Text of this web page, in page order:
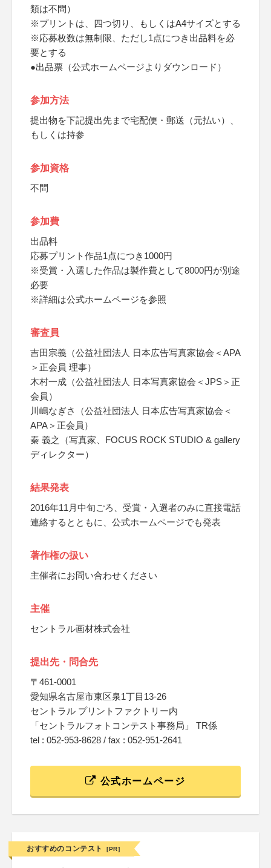
類は不問）
※プリントは、四つ切り、もしくはA4サイズとする
※応募枚数は無制限、ただし1点につき出品料を必
要とする
●出品票（公式ホームページよりダウンロード）
参加方法
提出物を下記提出先まで宅配便・郵送（元払い）、
もしくは持参
参加資格
不問
参加費
出品料
応募プリント作品1点につき1000円
※受賞・入選した作品は製作費として8000円が別途
必要
※詳細は公式ホームページを参照
審査員
吉田宗義（公益社団法人 日本広告写真家協会＜APA
＞正会員 理事）
木村一成（公益社団法人 日本写真家協会＜JPS＞正
会員）
川嶋なぎさ（公益社団法人 日本広告写真家協会＜
APA＞正会員）
秦 義之（写真家、FOCUS ROCK STUDIO & gallery
ディレクター）
結果発表
2016年11月中旬ごろ、受賞・入選者のみに直接電話
連絡するとともに、公式ホームページでも発表
著作権の扱い
主催者にお問い合わせください
主催
セントラル画材株式会社
提出先・問合先
〒461-0001
愛知県名古屋市東区泉1丁目13-26
セントラル プリントファクトリー内
「セントラルフォトコンテスト事務局」 TR係
tel : 052-953-8628 / fax : 052-951-2641
公式ホームページ
おすすめのコンテスト [PR]